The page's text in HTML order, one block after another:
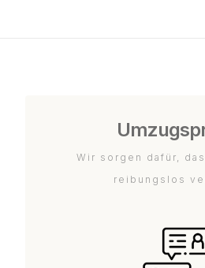
Wir sorgen dafür,
reibungslos